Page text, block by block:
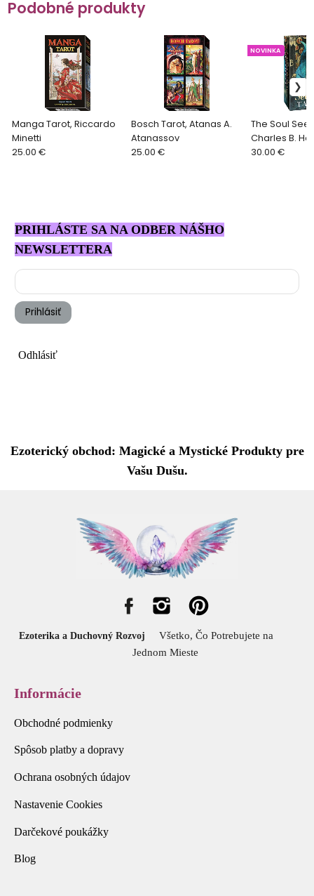
Podobné produkty
Manga Tarot, Riccardo
Minetti
25.00 €
Bosch Tarot, Atanas A.
Atanassov
25.00 €
The Soul
Charles B.
NOVINKA
30.00 €
PRIHLÁSTE SA NA ODBER NÁŠHO
NEWSLETTERA
Prihlásiť
Odhlásiť
Ezoterický obchod: Magické a Mystické Produkty pre
Vašu Dušu.
Ezoterika a Duchovný Rozvoj
Všetko, Čo Potrebujete na
Jednom Mieste
Informácie
Obchodné podmienky
Spôsob platby a dopravy
Ochrana osobných údajov
Nastavenie Cookies
Darčekové poukážky
Blog